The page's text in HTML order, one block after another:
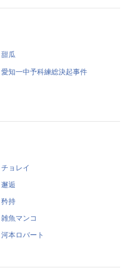
甜瓜
愛知一中予科練総決起事件
チョレイ
邂逅
矜持
雑魚マンコ
河本ロバート